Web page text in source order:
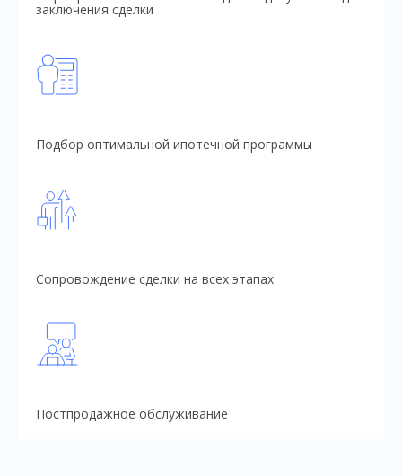
заключения сделки
Подбор оптимальной ипотечной программы
Сопровождение сделки на всех этапах
Постпродажное обслуживание